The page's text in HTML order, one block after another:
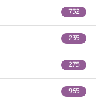
732
235
275
965